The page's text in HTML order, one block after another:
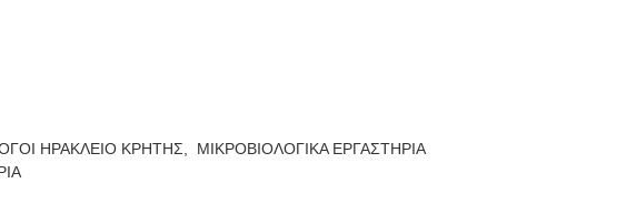
ΗΡΑΚΛΕΙΟ ΚΡΗΤΗΣ,
ΜΙΚΡΟΒΙΟΛΟΓΙΚΑ ΕΡΓΑΣΤΗΡΙΑ